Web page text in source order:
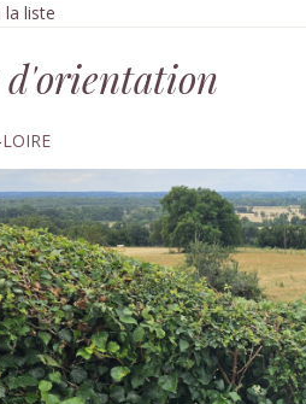
la liste
d'orientation